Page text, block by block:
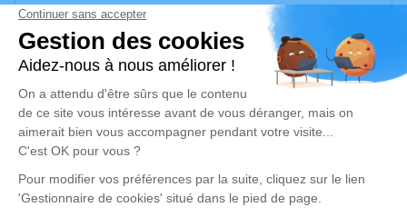
vos condoléances, partager des photos souvenirs, une
anecdote ou exprimer vos pensées à travers des
poèmes ou des textes. Cet endroit est un lieu
d'expression dédié à honorer la mémoire de Gabrielle
ARNAUD.
Un service de plantation d’arbre hommage est
disponible ici.
Je rends hommage